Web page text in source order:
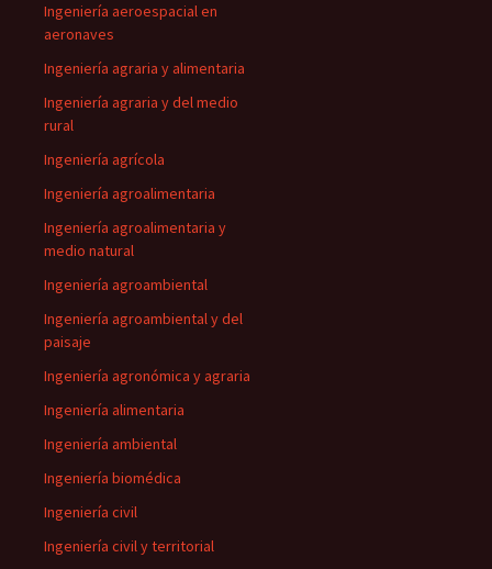
Ingeniería aeroespacial en
aeronaves
Ingeniería agraria y alimentaria
Ingeniería agraria y del medio
rural
Ingeniería agrícola
Ingeniería agroalimentaria
Ingeniería agroalimentaria y
medio natural
Ingeniería agroambiental
Ingeniería agroambiental y del
paisaje
Ingeniería agronómica y agraria
Ingeniería alimentaria
Ingeniería ambiental
Ingeniería biomédica
Ingeniería civil
Ingeniería civil y territorial